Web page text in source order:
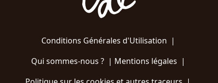
Conditions Générales d'Utilisation |
Qui sommes-nous ?| Mentions légales |